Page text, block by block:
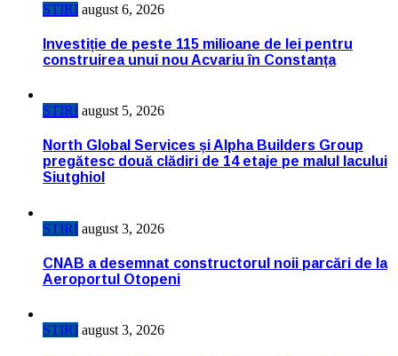
STIRI august 6, 2026
Investiție de peste 115 milioane de lei pentru
construirea unui nou Acvariu în Constanța
STIRI august 5, 2026
North Global Services și Alpha Builders Group
pregătesc două clădiri de 14 etaje pe malul lacului
Siutghiol
STIRI august 3, 2026
CNAB a desemnat constructorul noii parcări de la
Aeroportul Otopeni
STIRI august 3, 2026